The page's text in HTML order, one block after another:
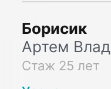
Борисик
Артем
Стаж 25 лет